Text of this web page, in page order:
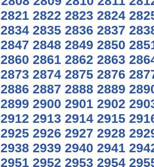
2821 2822 2823 2824
2834 2835 2836 2837
2847 2848 2849 2850
2860 2861 2862 2863
2873 2874 2875 2876
2886 2887 2888 2889
2899 2900 2901 2902
2912 2913 2914 2915
2925 2926 2927 2928
2938 2939 2940 2941
2951 2952 2953 2954